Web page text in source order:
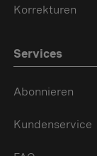
Korrekturen
Services
Abonnieren
Kundenservice